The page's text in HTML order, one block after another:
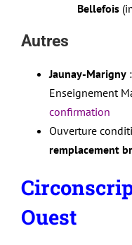
Bellefois
Autres
Jaunay-Marigny
Enseignement
confirmation
Ouverture
remplacement
Ouest